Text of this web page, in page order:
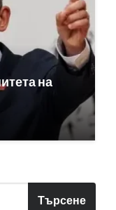
на
Търсене